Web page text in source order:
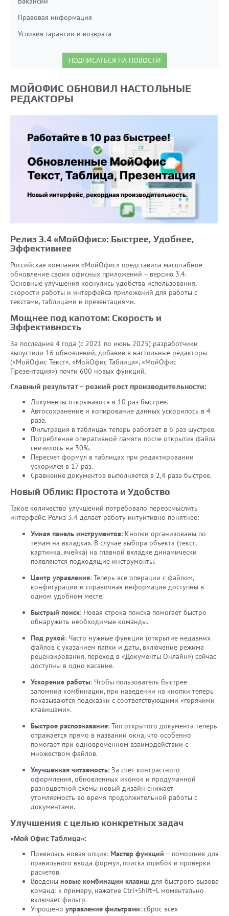
Правовая информация
Условия гарантии и возврата
ПОДПИСАТЬСЯ НА НОВОСТИ
МОЙОФИС ОБНОВИЛ НАСТОЛЬНЫЕ
РЕДАКТОРЫ
Релиз 3.4 «МойОфис»: Быстрее, Удобнее,
Эффективнее
Российская компания «МойОфис» представила масштабное
обновление своих офисных приложений – версию 3.4.
Основные улучшения коснулись удобства использования,
скорости работы и интерфейса приложений для работы с
текстами, таблицами и презентациями.
Мощнее под капотом: Скорость и
Эффективность
За последние 4 года (с 2021 по июнь 2025) разработчики
выпустили 16 обновлений, добавив в настольные редакторы
(«МойОфис Текст», «МойОфис Таблица», «МойОфис
Презентация») почти 600 новых функций.
Главный результат – резкий рост производительности:
Документы открываются в 10 раз быстрее.
Автосохранение и копирование данных ускорилось в 4
раза.
Фильтрация в таблицах теперь работает в 6 раз шустрее.
Потребление оперативной памяти после открытия файла
снизилось на 30%.
Пересчет формул в таблицах при редактировании
ускорился в 17 раз.
Сравнение документов выполняется в 2,4 раза быстрее.
Новый Облик: Простота и Удобство
Такое количество улучшений потребовало переосмыслить
интерфейс. Релиз 3.4 делает работу интуитивно понятнее:
Умная панель инструментов: Кнопки организованы по
темам на вкладках. В случае выбора объекта (текст,
картинка, ячейка) на главной вкладке динамически
появляются подходящие инструменты.
Центр управления: Теперь все операции с файлом,
конфигурации и справочная информация доступны в
одном удобном месте.
Быстрый поиск: Новая строка поиска помогает быстро
обнаружить необходимые команды.
Под рукой: Часто нужные функции (открытие недавних
файлов с указанием папки и даты, включение режима
рецензирования, переход в «Документы Онлайн») сейчас
доступны в одно касание.
Ускорение работы: Чтобы пользователь быстрее
запомнил комбинации, при наведении на кнопки теперь
показываются подсказки с соответствующими «горячими
клавишами».
Быстрое распознавание: Тип открытого документа теперь
отражается прямо в названии окна, что особенно
помогает при одновременном взаимодействии с
множеством файлов.
Улучшенная читаемость: За счет контрастного
оформления, обновленных иконок и продуманной
разноцветной схемы новый дизайн снижает
утомляемость во время продолжительной работы с
документами.
Улучшения с целью конкретных задач
«Мой Офис Таблица»:
Появилась новая опция: Мастер функций – помощник для
правильного ввода формул, поиска ошибок и проверки
расчетов.
Введены новые комбинации клавиш для быстрого вызова
команд: к примеру, нажатие Ctrl+Shift+L моментально
включает фильтр.
Упрощено управление фильтрами: сброс всех